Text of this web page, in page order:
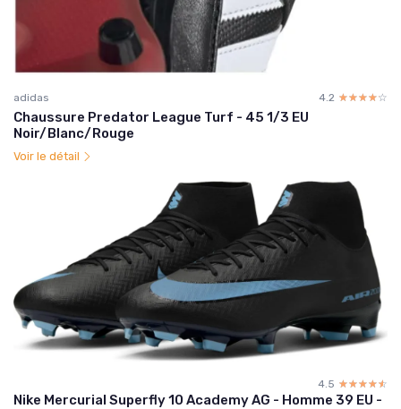
adidas 4.2 ☆☆☆☆☆
★★★★★
Chaussure Predator League Turf - 45 1/3 EU
Noir/Blanc/Rouge
Voir le détail
4.5 ☆☆☆☆☆
★★★★★
Nike Mercurial Superfly 10 Academy AG - Homme 39 EU -